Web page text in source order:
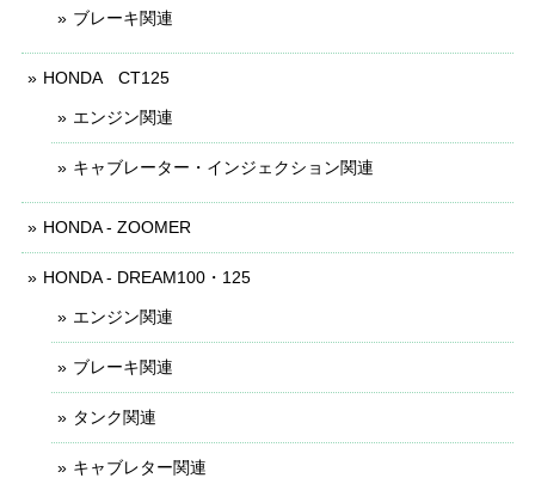
ブレーキ関連
HONDA CT125
エンジン関連
キャブレーター・インジェクション関連
HONDA - ZOOMER
HONDA - DREAM100・125
エンジン関連
ブレーキ関連
タンク関連
キャブレター関連